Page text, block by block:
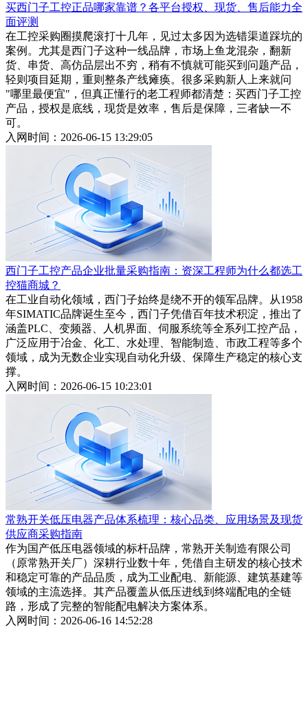
买西门子工控正品哪家靠谱？各平台授权、现货、售后能力全
面评测
在工控采购圈摸爬滚打十几年，见过太多因为选错渠道踩坑的
案例。尤其是西门子这种一线品牌，市场上鱼龙混杂，翻新
货、串货、高仿品层出不穷，稍有不慎就可能买到问题产品，
轻则项目延期，重则整条产线瘫痪。很多采购新人上来就问
"哪里最便宜"，但真正懂行的老工程师都清楚：买西门子工控
产品，授权是底线，现货是效率，售后是保障，三者缺一不
可。
入网时间：2026-06-15 13:29:05
西门子工控产品企业批量采购指南：资深工程师为什么都选工
控猫商城？
在工业自动化领域，西门子始终是绕不开的领军品牌。从1958
年SIMATIC品牌诞生至今，西门子凭借百年技术积淀，推出了
涵盖PLC、变频器、人机界面、伺服系统等全系列工控产品，
广泛应用于冶金、化工、水处理、智能制造、市政工程等多个
领域，成为无数企业实现自动化升级、保障生产稳定的核心支
撑。
入网时间：2026-06-15 10:23:01
常熟开关低压电器产品体系梳理：核心品类、应用场景及现货
供应商采购指南
作为国产低压电器领域的标杆品牌，常熟开关制造有限公司
（原常熟开关厂）深耕行业数十年，凭借自主研发的核心技术
和稳定可靠的产品品质，成为工业配电、新能源、建筑基建等
领域的主流选择。其产品覆盖从低压进线到终端配电的全链
路，形成了完整的智能配电解决方案体系。
入网时间：2026-06-16 14:52:28